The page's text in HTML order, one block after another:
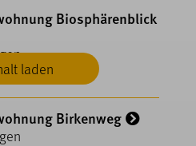
laden
Biosphärenblick
Birkenweg